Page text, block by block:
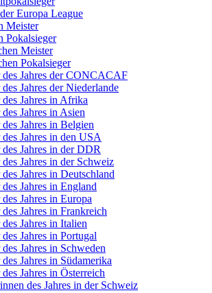
Europa League
Meister
Pokalsieger
Meister
Pokalsieger
Jahres der CONCACAF
Jahres der Niederlande
Jahres in Afrika
Jahres in Asien
Jahres in Belgien
Jahres in den USA
Jahres in der DDR
Jahres in der Schweiz
Jahres in Deutschland
Jahres in England
Jahres in Europa
Jahres in Frankreich
Jahres in Italien
Jahres in Portugal
Jahres in Schweden
Jahres in Südamerika
Jahres in Österreich
des Jahres in der Schweiz